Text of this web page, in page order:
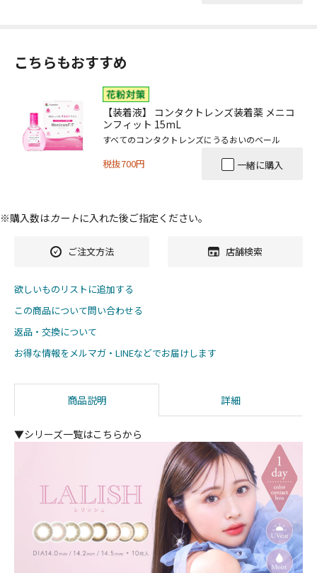
こちらもおすすめ
【装着液】 コンタクトレンズ装着薬 メニコ
ンフィット 15mL
すべてのコンタクトレンズにうるおいのベール
税抜700円 一緒に購入
※購入数はカートに入れた後ご指定ください。
ご注文方法 店舗検索
欲しいものリストに追加する
この商品について問い合わせる
返品・交換について
お得な情報をメルマガ・LINEなどでお届けします
商品説明 詳細
▼シリーズ一覧はこちらから